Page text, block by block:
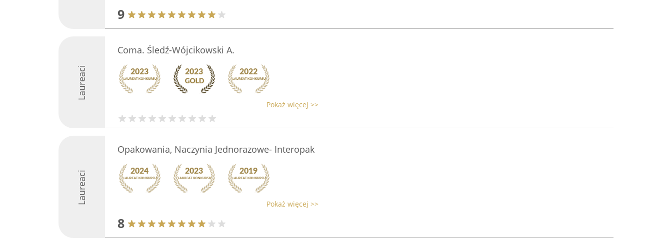
9
Laureaci
Coma. Śledź-Wójcikowski A.
Pokaż więcej >>
Laureaci
Opakowania, Naczynia Jednorazowe- Interopak
Pokaż więcej >>
8